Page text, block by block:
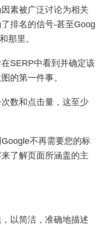
素被广泛讨论为相关
排名的信号-甚至Goog
那里。
SERP中看到并确定该
的第一件事。
数和点击量，这至少
不再需要您的标
了解页面所涵盖的主
以简洁，准确地描述